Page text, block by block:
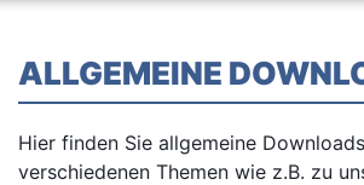
ALLGEMEINE
Hier finden Sie allgemeine
verschiedenen Themen wie z.B. zu